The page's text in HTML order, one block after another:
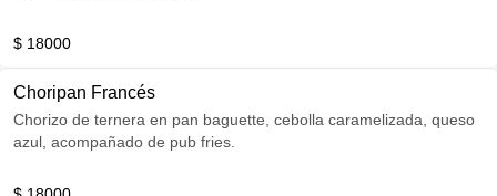
$ 18000
Choripan Francés
Chorizo de ternera en pan baguette, cebolla caramelizada, queso
azul, acompañado de pub fries.